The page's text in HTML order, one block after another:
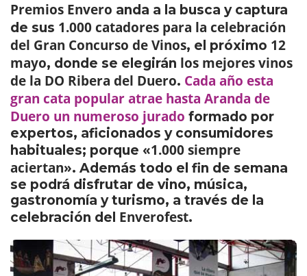
Premios Envero anda a la busca y captura
de sus 1.000 catadores para la celebración
del Gran Concurso de Vinos, el próximo 12
mayo, donde se elegirán los mejores vinos
de la DO Ribera del Duero. Cada año esta
gran cata popularatrae hasta Aranda de
Duero un numeroso jurado formado por
expertos, aficionados y consumidores
habituales; porque «1.000 siempre
aciertan». Además todo el fin de semana
se podrá disfrutar de vino, música,
gastronomía y turismo, a través de la
celebración del Enverofest.